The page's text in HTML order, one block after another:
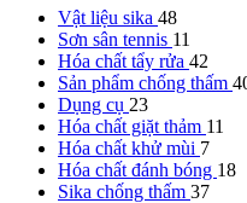
Vật liệu sika 48
Sơn sân tennis 11
Hóa chất tẩy rửa 42
Sản phẩm chống thấm
Dụng cụ 23
Hóa chất giặt thảm 11
Hóa chất khử mùi 7
Hóa chất đánh bóng 18
Sika chống thấm 37